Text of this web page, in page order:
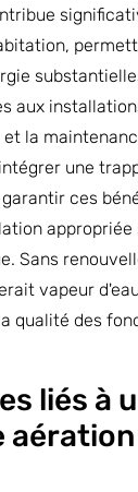
aux
la
une
ces
appropriée
Sans
vapeur
qualité des
liés à